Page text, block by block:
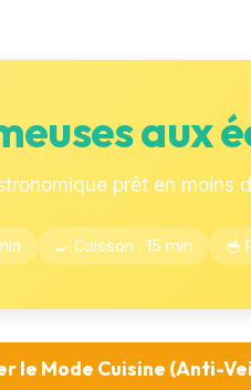
aux
prêt en moins
🍳 Cuisson : 15 min 🥣
le Mode Cuisine (Anti-